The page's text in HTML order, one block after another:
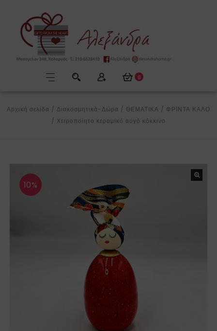
0
Αρχική σελίδα / Διακοσμητικά-Δώρα / ΘΕΜΑΤΙΚΑ / ΦΡΙΝΤΑ ΚΑΛΟ
/ Χειροποίητο κεραμικό αυγό κόκκινο
10%